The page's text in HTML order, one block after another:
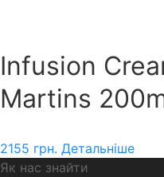
Infusion
Martins
2155 грн. Детальніше
Як нас знайти